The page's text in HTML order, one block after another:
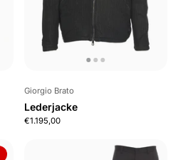
Giorgio Brato
Lederjacke
€1.195,00